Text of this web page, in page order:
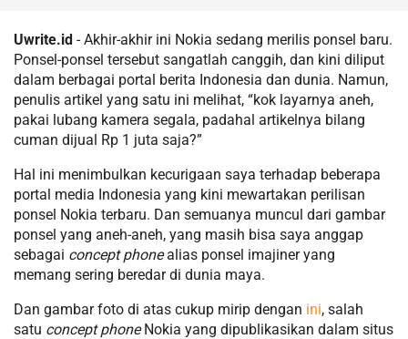
Uwrite.id - Akhir-akhir ini Nokia sedang merilis ponsel baru.
Ponsel-ponsel tersebut sangatlah canggih, dan kini diliput
dalam berbagai portal berita Indonesia dan dunia. Namun,
penulis artikel yang satu ini melihat, “kok layarnya aneh,
pakai lubang kamera segala, padahal artikelnya bilang
cuman dijual Rp 1 juta saja?”
Hal ini menimbulkan kecurigaan saya terhadap beberapa
portal media Indonesia yang kini mewartakan perilisan
ponsel Nokia terbaru. Dan semuanya muncul dari gambar
ponsel yang aneh-aneh, yang masih bisa saya anggap
sebagai concept phonealias ponsel imajiner yang
memang sering beredar di dunia maya.
Dan gambar foto di atas cukup mirip dengan ini, salah
satu concept phoneNokia yang dipublikasikan dalam situs